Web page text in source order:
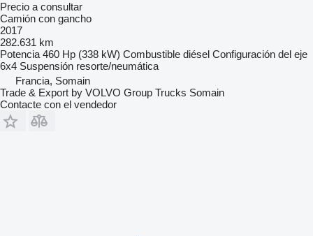
Precio a consultar
Camión con gancho
2017
282.631 km
Potencia 460 Hp (338 kW) Combustible diésel Configuración del eje
6x4 Suspensión resorte/neumática
Francia, Somain
Trade & Export by VOLVO Group Trucks Somain
Contacte con el vendedor